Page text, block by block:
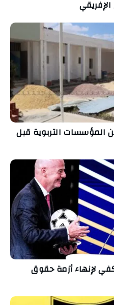
المؤسسات التربوية قبل
لإنهاء أزمة حقوق